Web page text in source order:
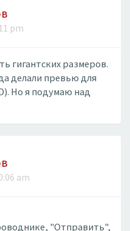
pm
гигантских размеров.
делали превью для
Но я подумаю над
am
"Отправить",